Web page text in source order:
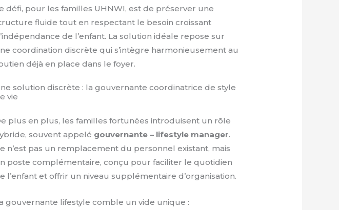
défi, pour les familles UHNWI, est de préserver une
fluide tout en respectant le besoin croissant
de l’enfant. La solution idéale repose sur
coordination discrète qui s’intègre harmonieusement au
déjà en place dans le foyer.
solution discrète : la gouvernante coordinatrice de style
vie
plus en plus, les familles fortunées introduisent un rôle
souvent appelé gouvernante – lifestyle manager.
n’est pas un remplacement du personnel existant, mais
poste complémentaire, conçu pour faciliter le quotidien
l’enfant et offrir un niveau supplémentaire d’organisation.
gouvernante lifestyle comble un vide unique :